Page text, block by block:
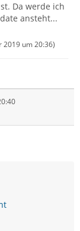
Da werde ich
ansteht...
2019 um 20:36)